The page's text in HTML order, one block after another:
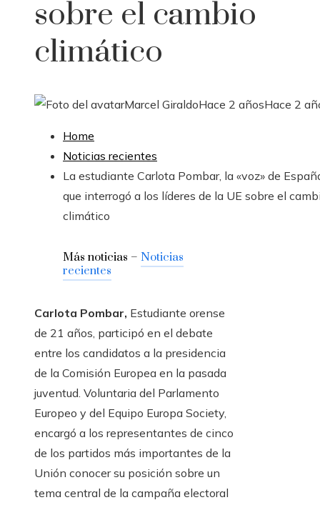
sobre el cambio
climático
Marcel GiraldoHace 2 añosHace 2
Home
Noticias recientes
La estudiante Carlota Pombar, la «voz» de
que interrogó a los líderes de la UE sobre el
climático
Más noticias – Noticias
recientes
Carlota Pombar, Estudiante orense
de 21 años, participó en el debate
entre los candidatos a la presidencia
de la Comisión Europea en la pasada
juventud. Voluntaria del Parlamento
Europeo y del Equipo Europa Society,
encargó a los representantes de cinco
de los partidos más importantes de la
Unión conocer su posición sobre un
tema central de la campaña electoral